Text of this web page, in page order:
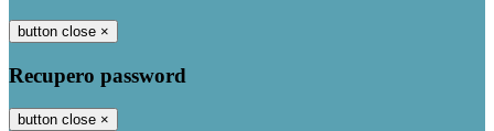
button close ×
Recupero password
button close ×